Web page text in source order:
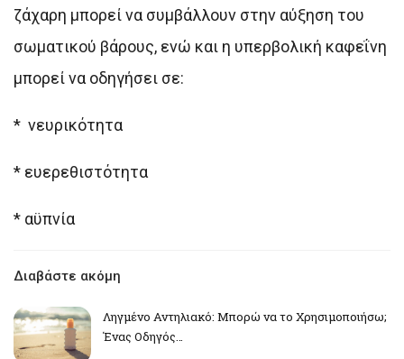
ζάχαρη μπορεί να συμβάλλουν στην αύξηση του
σωματικού βάρους, ενώ και η υπερβολική καφεΐνη
μπορεί να οδηγήσει σε:
* νευρικότητα
* ευερεθιστότητα
* αϋπνία
Διαβάστε ακόμη
Ληγμένο Αντηλιακό: Μπορώ να το Χρησιμοποιήσω;
Ένας Οδηγός…